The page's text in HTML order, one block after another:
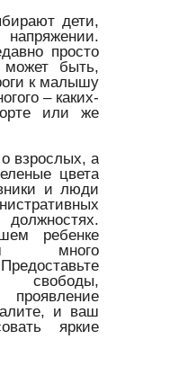
дети,
просто
может быть,
к малышу
– каких-
или же
взрослых, а
цвета
и люди
ребенке
много
и ваш
яркие